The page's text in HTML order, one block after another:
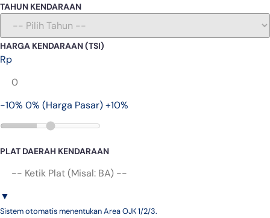
TAHUN KENDARAAN
HARGA KENDARAAN (TSI)
Rp
-10% 0% (Harga Pasar)+10%
PLAT DAERAH KENDARAAN
▼
Sistem otomatis menentukan Area OJK 1/2/3.